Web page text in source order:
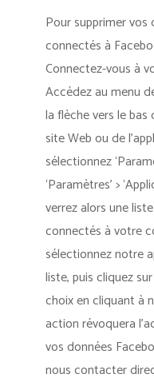
Pour supprimer vos
connectés à
Connectez-vous à
Accédez au menu
la flèche vers le
site Web ou de
sélectionnez
‘Paramètres’ >
verrez alors une
connectés à votre
sélectionnez notre
liste, puis cliquez
choix en cliquant à
action révoquera
vos données
nous contacter